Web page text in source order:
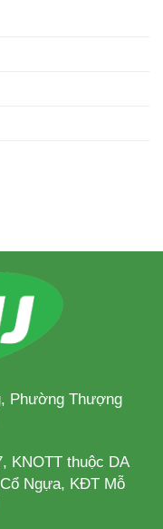
Phường Thượng
KNOTT thuộc DA
Ngựa, KĐT Mỗ